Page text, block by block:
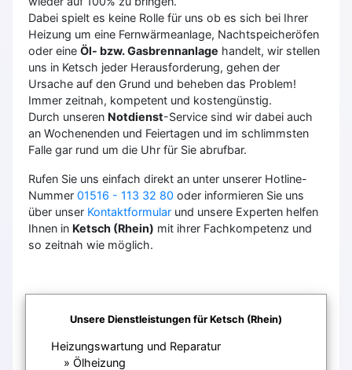
Dabei spielt es keine Rolle für uns ob es sich bei Ihrer
Heizung um eine Fernwärmeanlage, Nachtspeicheröfen
oder eine Öl- bzw. Gasbrennanlage handelt, wir stellen
uns in Ketsch jeder Herausforderung, gehen der
Ursache auf den Grund und beheben das Problem!
Immer zeitnah, kompetent und kostengünstig.
Durch unseren Notdienst-Service sind wir dabei auch
an Wochenenden und Feiertagen und im schlimmsten
Falle gar rund um die Uhr für Sie abrufbar.
Rufen Sie uns einfach direkt an unter unserer Hotline-
Nummer 01516 - 113 32 80 oder informieren Sie uns
über unser Kontaktformular und unsere Experten helfen
Ihnen in Ketsch (Rhein) mit ihrer Fachkompetenz und
so zeitnah wie möglich.
Unsere Dienstleistungen für Ketsch (Rhein)
Heizungswartung und Reparatur
Ölheizung